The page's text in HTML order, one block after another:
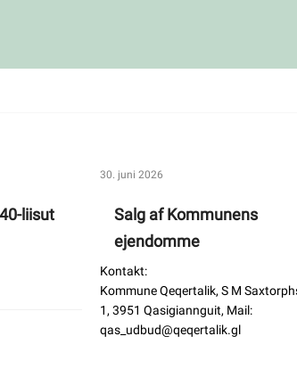
liisut
30. juni 2026
Salg af Kommunens
ejendomme
Kontakt:
Kommune Qeqertalik, S M
1, 3951 Qasigiannguit, Mail:
qas_udbud@qeqertalik.gl